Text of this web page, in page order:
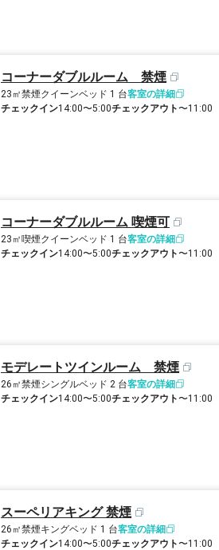
コーナーダブルルーム 禁煙
23㎡禁煙クイーンベッド 1 台客室の詳細
チェックイン14:00〜5:00チェックアウト〜11:00
コーナーダブルルーム 喫煙可
23㎡喫煙クイーンベッド 1 台客室の詳細
チェックイン14:00〜5:00チェックアウト〜11:00
モデレートツインルーム 禁煙
26㎡禁煙シングルベッド 2 台客室の詳細
チェックイン14:00〜5:00チェックアウト〜11:00
スーペリアキング 禁煙
26㎡禁煙キングベッド 1 台客室の詳細
チェックイン14:00〜5:00チェックアウト〜11:00